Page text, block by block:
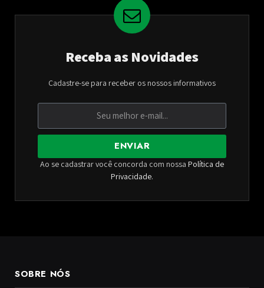
Receba as Novidades
Cadastre-se para receber os nossos informativos
ENVIAR
Ao se cadastrar você concorda com nossa Política de
Privacidade.
SOBRE NÓS